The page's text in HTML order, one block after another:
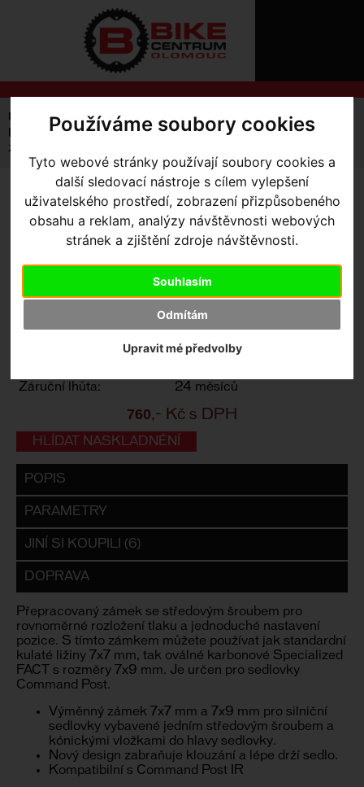
Používáme soubory cookies
Tyto webové stránky používají soubory cookies a
další sledovací nástroje s cílem vylepšení
uživatelského prostředí, zobrazení přizpůsobeného
obsahu a reklam, analýzy návštěvnosti webových
stránek a zjištění zdroje návštěvnosti.
Souhlasím
Odmítám
Upravit mé předvolby
NÁSO
NÁKUPU
SLUŽBY
REGISTRACE
ZTRATILI
Úvodní strana Komponenty
Sedlovky
Příslušenství
zámek sedlovky Command Post Blacklite/IR alloy rail
ZÁMEK SEDLOVKY
COMMAND POST
BLACKLITE/IR ALLOY RAIL
Specialized
Kód výrobce:
S164200003
Ne
Záruční lhůta:
24 měsíců
760,- Kč s DPH
HLÍDAT NASKLADNĚNÍ
POPIS
PARAMETRY
JINÍ SI KOUPILI (6)
DOPRAVA
Přepracovaný zámek se středovým šroubem pro
rovnoměrné rozložení tlaku a jednoduché nastavení
pozice. S tímto zámkem můžete používat jak standardní
kulaté ližiny 7x7 mm, tak oválné karbonové Specialized
FACT s rozměry 7x9 mm. Je určen pro sedlovky
Command Post.
Výměnný zámek 7x7 mm a 7x9 mm pro silniční
sedlovky vybavené jedním středovým šroubem a
kónickými vložkami do hlavy sedlovky.
Nový design zabraňuje klouzání a lépe drží sedlo.
Kompatibilní s Command Post IR